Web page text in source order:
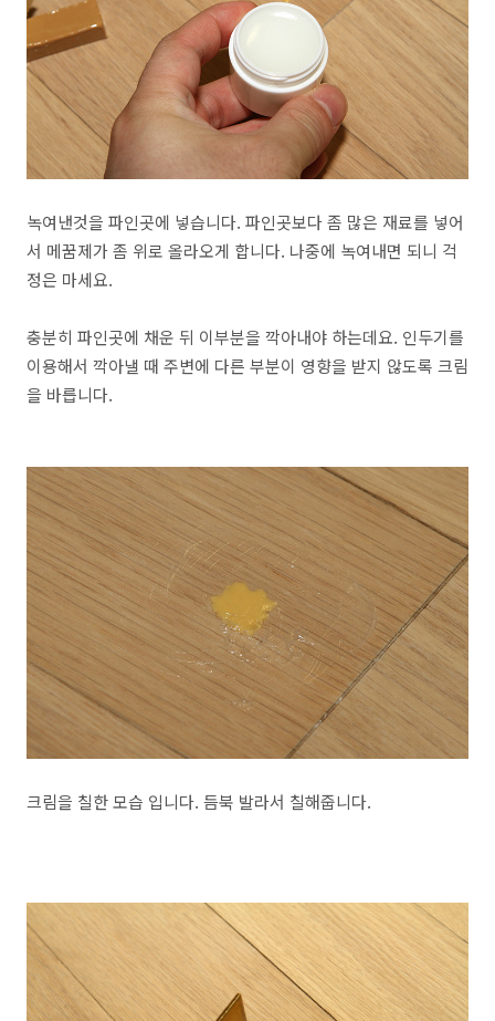
녹여낸것을 파인곳에 넣습니다. 파인곳보다 좀 많은 재료를 넣어
서 메꿈제가 좀 위로 올라오게 합니다. 나중에 녹여내면 되니 걱
정은 마세요.
충분히 파인곳에 채운 뒤 이부분을 깍아내야 하는데요. 인두기를
이용해서 깍아낼 때 주변에 다른 부분이 영향을 받지 않도록 크림
을 바릅니다.
크림을 칠한 모습 입니다. 듬북 발라서 칠해줍니다.